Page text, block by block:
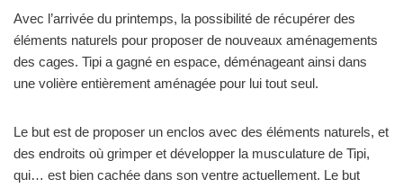
Avec l’arrivée du printemps, la possibilité de récupérer des
éléments naturels pour proposer de nouveaux aménagements
des cages. Tipi a gagné en espace, déménageant ainsi dans
une volière entièrement aménagée pour lui tout seul.
Le but est de proposer un enclos avec des éléments naturels, et
des endroits où grimper et développer la musculature de Tipi,
qui… est bien cachée dans son ventre actuellement. Le but